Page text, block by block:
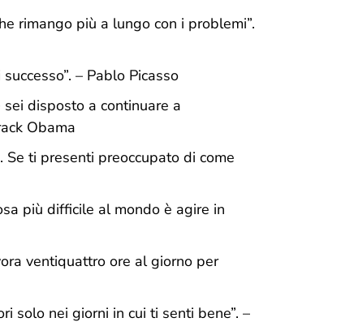
rimango più a lungo con i problemi”.
”. – Pablo Picasso
disposto a continuare a
Obama
ti presenti preoccupato di come
più difficile al mondo è agire in
ventiquattro ore al giorno per
solo nei giorni in cui ti senti bene”. –